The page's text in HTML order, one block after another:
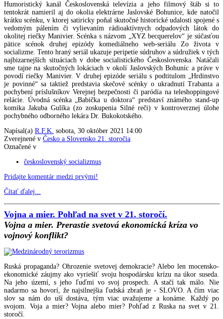
Humoristický kanál Československá televízia a jeho filmový štáb si to
tentokrát namieril aj do okolia elektrárne Jaslovské Bohunice, kde natočil
krátku scénku, v ktorej satiricky poňal skutočné historické udalosti spojené s
vedomým pálením či vylievaním rádioaktívnych odpadových látok do
okolitej riečky Manivier. Scénka s názvom „XYZ becquerelov“ je súčasťou
pätice scénok druhej epizódy komediálneho web-seriálu Zo života v
socializme. Tento hraný seriál ukazuje peripetie súdruhov a súdružiek v tých
najbizarnejších situáciach v dobe socialistického Československa. Natáčali
sme tajne na skutočných lokáciach v okolí Jaslovských Bohuníc a práve v
povodí riečky Manivier. V druhej epizóde seriálu s podtitulom „Hrdinstvo
je povinné“ sa taktiež predstavia skečové scénky o ukradnutí Trabanta a
pochybení príslušníkov Verejnej bezpečnosti či paródia na teleshoppingové
relácie. Úvodná scénka „Babička u doktora“ predstaví známého stand-up
komika Jakuba Gulíka (zo zoskupenia Silné reči) v kontroverznej úlohe
pochybného odborného lekára Dr. Bukokotského.
Napísal(a) R.F.K. sobota, 30 október 2021 14:00
Zverejnené v Česko a Slovensko 21. storočia
Označené v
československý socializmus
Pridajte komentár medzi prvými!
Čítať ďalej...
Vojna a mier. Pohľad na svet v 21. storočí.
Vojna a mier. Prerastie svetová ekonomická kríza vo
vojnový konflikt?
Ruská propaganda? Ohrozenie svetovej demokracie? Alebo len mocensko-
ekonomické záujmy ako vyriešiť svoju hospodársku krízu na úkor suseda.
Na jeho území, s jeho ľuďmi vo svoj prospech. A stačí tak málo. Nie
nadarmo sa hovorí, že najsilnejšia ľudská zbraň je - SLOVO. A čím viac
slov sa nám do uší dostáva, tým viac uvažujeme a konáme. Každý po
svojom. Voja a mier? Vojna alebo mier? Pohľad z Ruska na svet v 21.
storočí.